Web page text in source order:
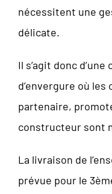
nécessitent une
délicate.
Il s’agit donc
d’envergure où
partenaire,
constructeur sont
La livraison de
prévue pour le